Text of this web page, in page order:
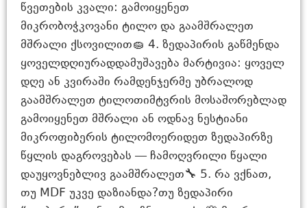
წვეთების კვალი: გამოიყენეთ
მიკრობოჭკოვანი ტილო და გაამშრალეთ
მშრალი ქსოვილით🧽 4. ზედაპირის გაწმენდა
ყოველდღიურადდამუშავება მარტივია: ყოველ
დღე ან კვირაში რამდენჯერმე უბრალოდ
გაამშრალეთ ტილოთიმტვრის მოსაშორებლად
გამოიყენეთ მშრალი ან ოდნავ ნესტიანი
მიკროფიბერის ტილომოერიდეთ ზედაპირზე
წყლის დაგროვებას — ჩამოღვრილი წყალი
დაუყოვნებლივ გაამშრალეთ🔧 5. რა ვქნათ,
თუ MDF უკვე დაზიანდა?თუ ზედაპირი